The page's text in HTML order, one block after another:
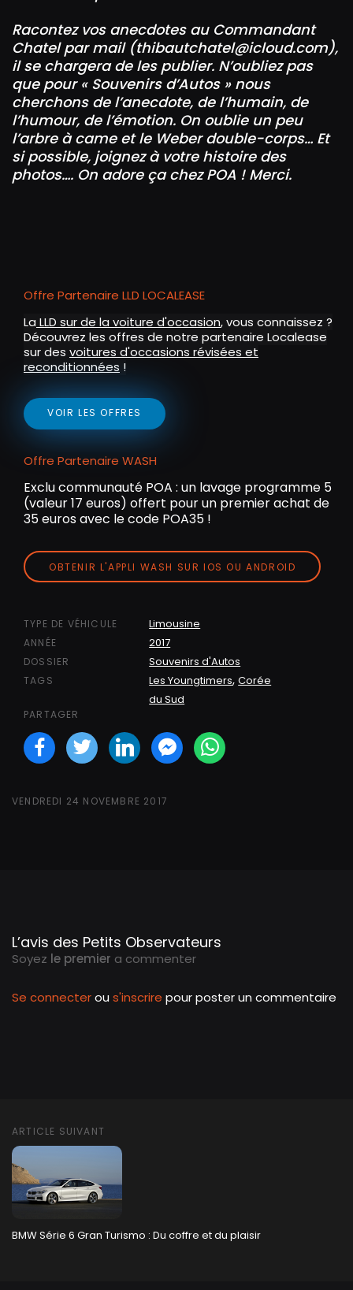
Racontez vos anecdotes au Commandant
Chatel par mail (thibautchatel@icloud.com),
il se chargera de les publier. N’oubliez pas
que pour « Souvenirs d’Autos » nous
cherchons de l’anecdote, de l’humain, de
l’humour, de l’émotion. On oublie un peu
l’arbre à came et le Weber double-corps… Et
si possible, joignez à votre histoire des
photos…. On adore ça chez POA ! Merci.
Offre Partenaire LLD LOCALEASE
La LLD sur de la voiture d'occasion, vous connaissez ?
Découvrez les offres de notre partenaire Localease
sur des voitures d'occasions révisées et
reconditionnées !
VOIR LES OFFRES
Offre Partenaire WASH
Exclu communauté POA : un lavage programme 5
(valeur 17 euros) offert pour un premier achat de
35 euros avec le code POA35 !
OBTENIR L'APPLI WASH SUR IOS OU ANDROID
TYPE DE VÉHICULE Limousine
ANNÉE 2017
DOSSIER Souvenirs d'Autos
TAGS Les Youngtimers,Corée
du Sud
PARTAGER
Facebook
TwitterLinkedINFacebook
WhatsApp
VENDREDI 24 NOVEMBRE 2017
L’avis des Petits Observateurs
Soyez le premier a commenter
Se connecterou s'inscrire pour poster un commentaire
ARTICLE SUIVANT
BMW Série 6 Gran Turismo : Du coffre et du plaisir